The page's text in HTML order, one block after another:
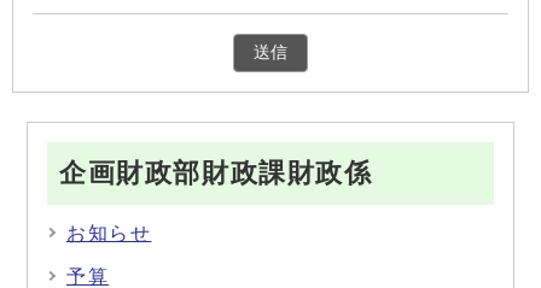
企画財政部財政課財政係
お知らせ
予算